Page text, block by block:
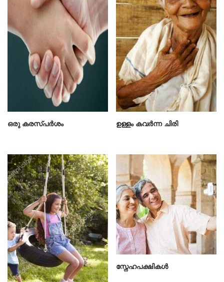
ഒരു കരസ്പർശം ഉള്ളം കവർന്ന ചിരി
സ്നേഹപക്ഷികൾ